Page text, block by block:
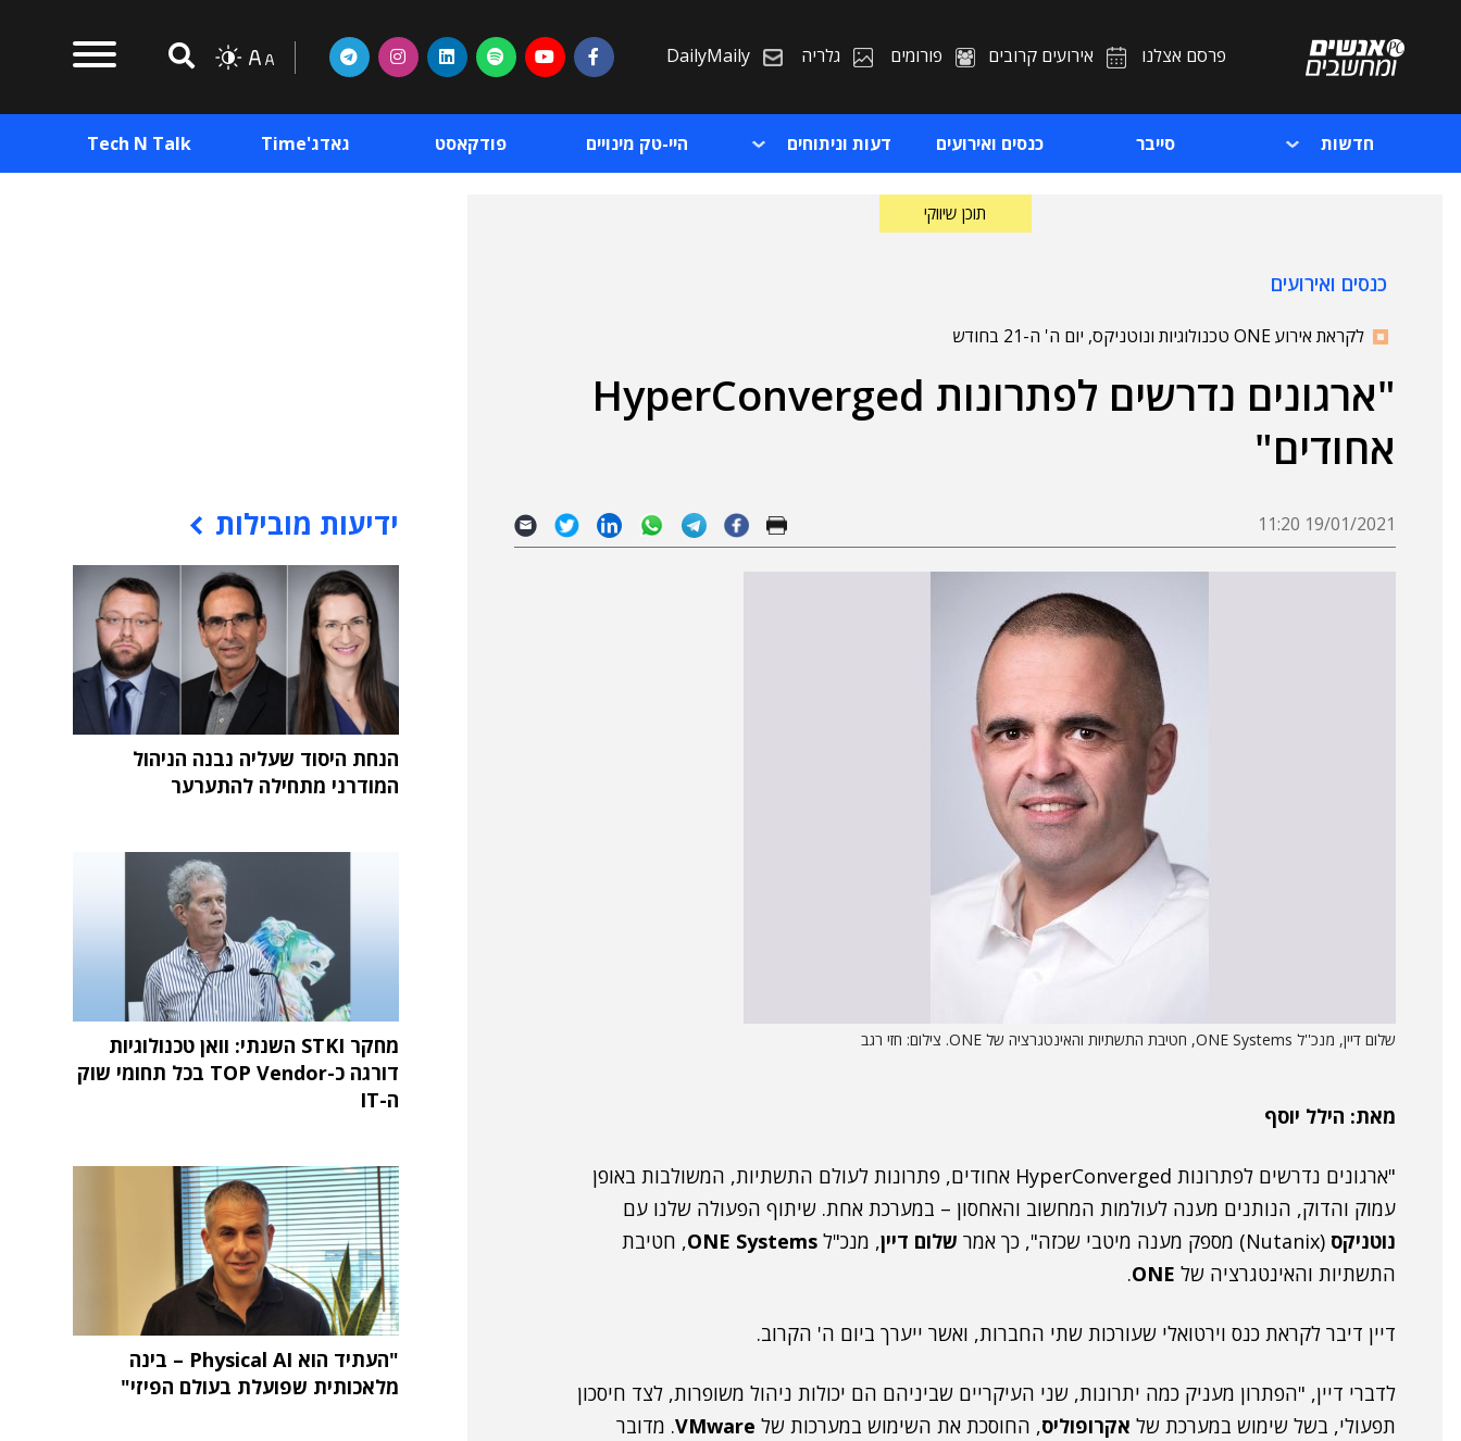
פרסם אצלנו אירועים קרובים פורומים גלריה DailyMaily
חדשות סייבר כנסים ואירועים דעות וניתוחים היי-טק מינויים פודקאסט גאדג'Time Tech N Talk
תוכן שיווקי
כנסים ואירועים
לקראת אירוע ONE טכנולוגיות ונוטניקס, יום ה' ה-21 בחודש
"ארגונים נדרשים לפתרונות HyperConverged
אחודים"
19/01/2021 11:20
שלום דיין, מנכ''ל ONE Systems, חטיבת התשתיות והאינטגרציה של ONE. צילום: חזי רגב
מאת: הילל יוסף
"ארגונים נדרשים לפתרונות HyperConverged אחודים, פתרונות לעולם התשתיות, המשולבות באופן
עמוק והדוק, הנותנים מענה לעולמות המחשוב והאחסון – במערכת אחת. שיתוף הפעולה שלנו עם
נוטניקס (Nutanix) מספק מענה מיטבי שכזה", כך אמר שלום דיין, מנכ"ל ONE Systems, חטיבת
התשתיות והאינטגרציה של ONE
.
דיין דיבר לקראת כנס וירטואלי שעורכות שתי החברות, ואשר ייערך ביום ה' הקרוב.
לדברי דיין, "הפתרון מעניק כמה יתרונות, שני העיקריים שביניהם הם יכולות ניהול משופרות, לצד חיסכון
תפעולי, בשל שימוש במערכת של אקרופוליס, החוסכת את השימוש במערכות של VMware. מדובר
ידיעות מובילות
הנחת היסוד שעליה נבנה הניהול
המודרני מתחילה להתערער
מחקר STKI השנתי: וואן טכנולוגיות
דורגה כ-TOP Vendor בכל תחומי שוק
ה-IT
"העתיד הוא Physical AI – בינה
מלאכותית שפועלת בעולם הפיזי"